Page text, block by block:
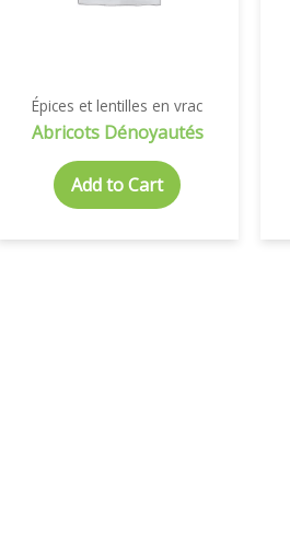
Épices et lentilles en vrac
Abricots Dénoyautés
Add to Cart